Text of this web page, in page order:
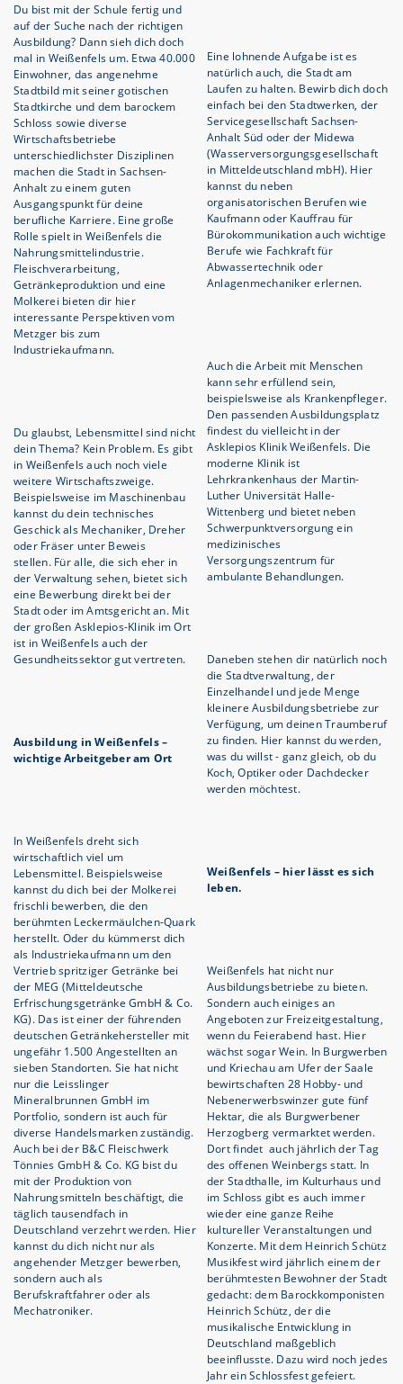
Du bist mit der Schule fertig und
auf der Suche nach der richtigen
Ausbildung? Dann sieh dich doch
mal in Weißenfels um. Etwa 40.000
Einwohner, das angenehme
Stadtbild mit seiner gotischen
Stadtkirche und dem barockem
Schloss sowie diverse
Wirtschaftsbetriebe
unterschiedlichster Disziplinen
machen die Stadt in Sachsen-
Anhalt zu einem guten
Ausgangspunkt für deine
berufliche Karriere. Eine große
Rolle spielt in Weißenfels die
Nahrungsmittelindustrie.
Fleischverarbeitung,
Getränkeproduktion und eine
Molkerei bieten dir hier
interessante Perspektiven vom
Metzger bis zum
Industriekaufmann.
Du glaubst, Lebensmittel sind nicht
dein Thema? Kein Problem. Es gibt
in Weißenfels auch noch viele
weitere Wirtschaftszweige.
Beispielsweise im Maschinenbau
kannst du dein technisches
Geschick als Mechaniker, Dreher
oder Fräser unter Beweis
stellen. Für alle, die sich eher in
der Verwaltung sehen, bietet sich
eine Bewerbung direkt bei der
Stadt oder im Amtsgericht an. Mit
der großen Asklepios-Klinik im Ort
ist in Weißenfels auch der
Gesundheitssektor gut vertreten.
Ausbildung in Weißenfels –
wichtige Arbeitgeber am Ort
In Weißenfels dreht sich
wirtschaftlich viel um
Lebensmittel. Beispielsweise
kannst du dich bei der Molkerei
frischli bewerben, die den
berühmten Leckermäulchen-Quark
herstellt. Oder du kümmerst dich
als Industriekaufmann um den
Vertrieb spritziger Getränke bei
der MEG (Mitteldeutsche
Erfrischungsgetränke GmbH & Co.
KG). Das ist einer der führenden
deutschen Getränkehersteller mit
ungefähr 1.500 Angestellten an
sieben Standorten. Sie hat nicht
nur die Leisslinger
Mineralbrunnen GmbH im
Portfolio, sondern ist auch für
diverse Handelsmarken zuständig.
Auch bei der B&C Fleischwerk
Tönnies GmbH & Co. KG bist du
mit der Produktion von
Nahrungsmitteln beschäftigt, die
täglich tausendfach in
Deutschland verzehrt werden. Hier
kannst du dich nicht nur als
angehender Metzger bewerben,
sondern auch als
Berufskraftfahrer oder als
Mechatroniker.
Eine lohnende Aufgabe ist es
natürlich auch, die Stadt am
Laufen zu halten. Bewirb dich doch
einfach bei den Stadtwerken, der
Servicegesellschaft Sachsen-
Anhalt Süd oder der Midewa
(Wasserversorgungsgesellschaft
in Mitteldeutschland mbH). Hier
kannst du neben
organisatorischen Berufen wie
Kaufmann oder Kauffrau für
Bürokommunikation auch wichtige
Berufe wie Fachkraft für
Abwassertechnik oder
Anlagenmechaniker erlernen.
Auch die Arbeit mit Menschen
kann sehr erfüllend sein,
beispielsweise als Krankenpfleger.
Den passenden Ausbildungsplatz
findest du vielleicht in der
Asklepios Klinik Weißenfels. Die
moderne Klinik ist
Lehrkrankenhaus der Martin-
Luther Universität Halle-
Wittenberg und bietet neben
Schwerpunktversorgung ein
medizinisches
Versorgungszentrum für
ambulante Behandlungen.
Daneben stehen dir natürlich noch
die Stadtverwaltung, der
Einzelhandel und jede Menge
kleinere Ausbildungsbetriebe zur
Verfügung, um deinen Traumberuf
zu finden. Hier kannst du werden,
was du willst - ganz gleich, ob du
Koch, Optiker oder Dachdecker
werden möchtest.
Weißenfels – hier lässt es sich
leben.
Weißenfels hat nicht nur
Ausbildungsbetriebe zu bieten.
Sondern auch einiges an
Angeboten zur Freizeitgestaltung,
wenn du Feierabend hast. Hier
wächst sogar Wein. In Burgwerben
und Kriechau am Ufer der Saale
bewirtschaften 28 Hobby- und
Nebenerwerbswinzer gute fünf
Hektar, die als Burgwerbener
Herzogberg vermarktet werden.
Dort findet auch jährlich der Tag
des offenen Weinbergs statt. In
der Stadthalle, im Kulturhaus und
im Schloss gibt es auch immer
wieder eine ganze Reihe
kultureller Veranstaltungen und
Konzerte. Mit dem Heinrich Schütz
Musikfest wird jährlich einem der
berühmtesten Bewohner der Stadt
gedacht: dem Barockkomponisten
Heinrich Schütz, der die
musikalische Entwicklung in
Deutschland maßgeblich
beeinflusste. Dazu wird noch jedes
Jahr ein Schlossfest gefeiert.